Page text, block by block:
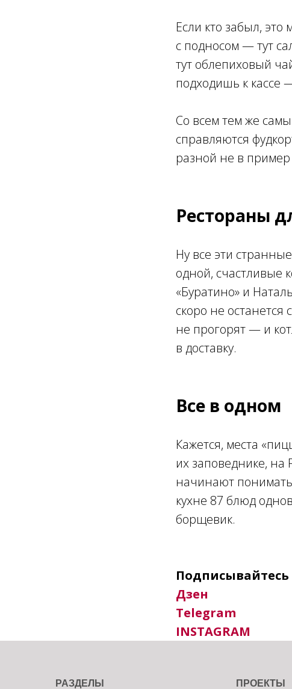
Если кто забыл,
с подносом — тут
тут облепиховый
подходишь к кассе
Со всем тем же
справляются
разной не в
Рестораны
Ну все эти
одной, счастливые
«Буратино» и
скоро не останется
не прогорят — и
в доставку.
Все в одном
Кажется, места
их заповеднике, на
начинают
кухне 87 блюд
борщевик.
Дзен
Telegram
INSTAGRAM
РАЗДЕЛЫ ПРОЕКТЫ